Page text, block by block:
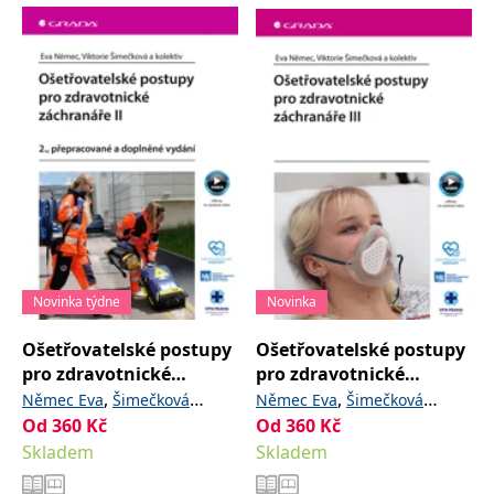
Novinka týdne
Ošetřovatelské postupy
pro zdravotnické
záchranáře II
Němec Eva, Šimečková
Viktorie, a kolektiv
Od 360 Kč
Skladem
Novinka
Ošetřovatelské postupy
pro zdravotnické
záchranáře III
Němec Eva, Šimečková
Viktorie, a kolektiv
Od 360 Kč
Skladem
správně.
PHPSESSID
PHP.net
www.bambook.cz
Zavřením
prohlížeče
Cookie
generovaný
aplikacemi
založenými
na jazyce
používaný k
udržování
proměnných
relací
uživatelů.
Obvykle se
jedná o
náhodně
vygenerované
číslo, jeho
použití může
pro daný
web, ale
dobrým
příkladem je
udržování